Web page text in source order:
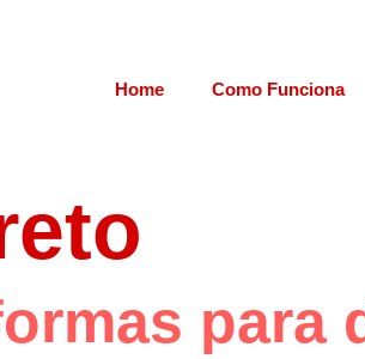
Home Como Funciona
para